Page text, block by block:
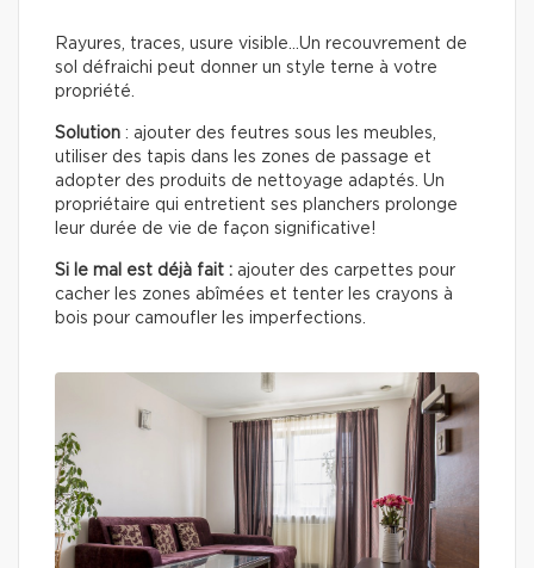
Rayures, traces, usure visible…Un recouvrement de
sol défraichi peut donner un style terne à votre
propriété.
Solution : ajouter des feutres sous les meubles,
utiliser des tapis dans les zones de passage et
adopter des produits de nettoyage adaptés. Un
propriétaire qui entretient ses planchers prolonge
leur durée de vie de façon significative!
Si le mal est déjà fait : ajouter des carpettes pour
cacher les zones abîmées et tenter les crayons à
bois pour camoufler les imperfections.